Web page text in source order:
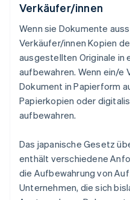
Verkäufer/innen
Wenn sie Dokumente
Verkäufer/innen Kopien
ausgestellten Originale in
aufbewahren. Wenn ein/e
Dokument in Papierform
Papierkopien oder
aufbewahren.
Das japanische Gesetz
enthält verschiedene
die Aufbewahrung von
Unternehmen, die sich